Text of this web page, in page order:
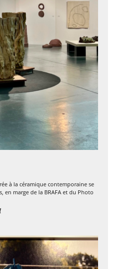
à la céramique contemporaine se
en marge de la BRAFA et du Photo